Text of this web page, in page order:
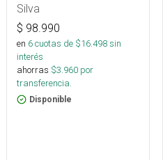
Silva
$ 98.990
en 6cuotas de $16.498sin
interés
ahorras $3.960 por
transferencia.
Disponible